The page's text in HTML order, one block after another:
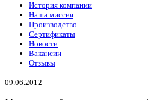
История компании
Наша миссия
Производство
Сертификаты
Новости
Вакансии
Отзывы
09.06.2012